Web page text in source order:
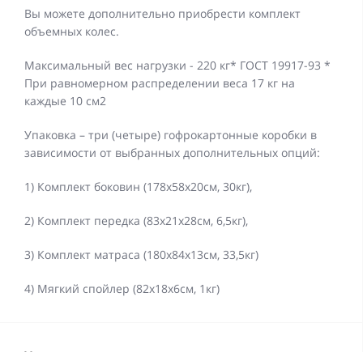
Вы можете дополнительно приобрести комплект
объемных колес.
Максимальный вес нагрузки - 220 кг* ГОСТ 19917-93 *
При равномерном распределении веса 17 кг на
каждые 10 см2
Упаковка – три (четыре) гофрокартонные коробки в
зависимости от выбранных дополнительных опций:
1) Комплект боковин (178х58х20см, 30кг),
2) Комплект передка (83х21х28см, 6,5кг),
3) Комплект матраса (180х84х13см, 33,5кг)
4) Мягкий спойлер (82х18х6см, 1кг)